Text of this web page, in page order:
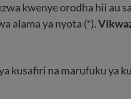
kwenye orodha hii au
alama ya nyota (*).
kusafiri na marufuku ya